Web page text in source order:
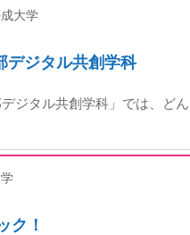
大学
ジタル共創学科
ジタル共創学科」では、ど
ク！